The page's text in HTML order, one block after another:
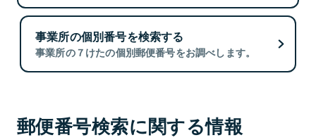
事業所の個別番号を検索する
事業所の７けたの個別郵便番号をお調べします。
郵便番号検索に関する情報